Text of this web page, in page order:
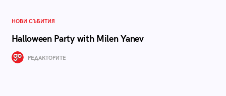
НОВИ СЪБИТИЯ
Halloween Party with Milen Yanev
РЕДАКТОРИТЕ